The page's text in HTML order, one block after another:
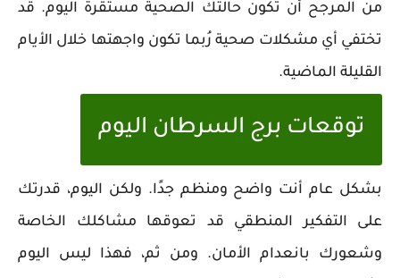
من المرجح أن تكون حالتك الصحية مستقرة اليوم. قد
تختفي أي مشكلات صحية رُبما تكون واجهتها خلال الأيام
القليلة الماضية.
توقعات برج السرطان اليوم
بشكل عام أنت واضح ومنظم جدًا. ولكن اليوم، قدرتك
على التفكير المنطقي قد تعوقها مشاكلك الخاصة
وشعورك بانعدام الأمان. ومن ثم، فهذا ليس اليوم